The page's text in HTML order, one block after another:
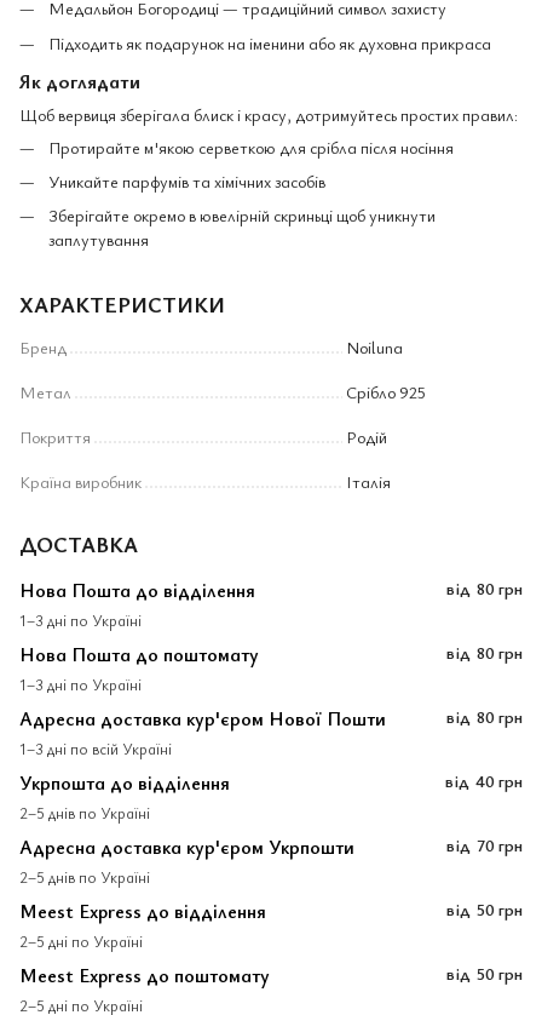
Медальйон Богородиці — традиційний символ захисту
Підходить як подарунок на іменини або як духовна прикраса
Як доглядати
Щоб вервиця зберігала блиск і красу, дотримуйтесь простих правил:
Протирайте м'якою серветкою для срібла після носіння
Уникайте парфумів та хімічних засобів
Зберігайте окремо в ювелірній скриньці щоб уникнути
заплутування
ХАРАКТЕРИСТИКИ
Бренд
Noiluna
Метал
Срібло 925
Покриття
Родій
Країна виробник
Італія
ДОСТАВКА
Нова Пошта до відділення
1–3 дні по Україні
від 80 грн
Нова Пошта до поштомату
1–3 дні по Україні
від 80 грн
Адресна доставка кур'єром Нової Пошти
1–3 дні по всій Україні
від 80 грн
Укрпошта до відділення
2–5 днів по Україні
від 40 грн
Адресна доставка кур'єром Укрпошти
2–5 днів по Україні
від 70 грн
Meest Express до відділення
2–5 дні по Україні
від 50 грн
Meest Express до поштомату
2–5 дні по Україні
від 50 грн